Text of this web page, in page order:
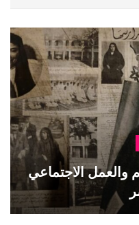
والعمل الاجتماعي